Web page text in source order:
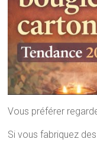
Vous préférer
Si vous fabriquez